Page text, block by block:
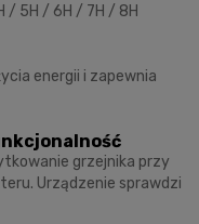
/ 5H / 6H / 7H / 8H
energii i zapewnia
grzejnika przy
Urządzenie sprawdzi